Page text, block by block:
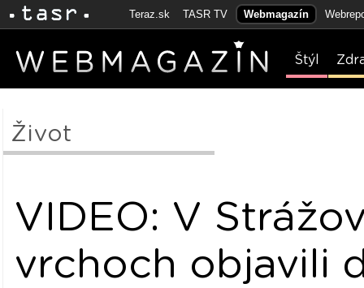
Teraz.sk TASR TV Webmagazín
Štýl
Život
VIDEO: V
vrchoch objavili